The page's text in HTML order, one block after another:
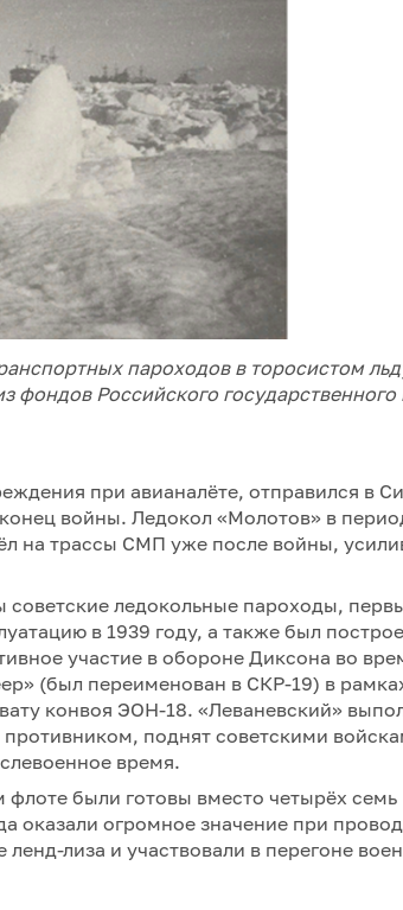
пароходов в торосистом
фондов Российского государственного
при авианалёте, отправился в
войны. Ледокол «Молотов» в
на трассы СМП уже после войны,
ледокольные пароходы,
в 1939 году, а также был
участие в обороне Диксона во
(был переименован в СКР-19) в
конвоя ЭОН-18. «Леваневский»
поднят советскими
время.
были готовы вместо четырёх семь
оказали огромное значение при
лиза и участвовали в перегоне